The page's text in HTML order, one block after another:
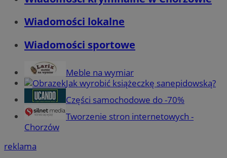
Wiadomości lokalne
Wiadomości sportowe
Meble na wymiar
Jak wyrobić książeczkę sanepidowską?
Części samochodowe do -70%
Tworzenie stron internetowych -
Chorzów
reklama